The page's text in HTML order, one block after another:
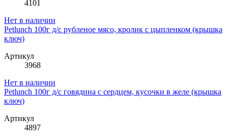
4101
Нет в наличии
Petlunch 100г д/с рубленое мясо, кролик с цыпленком (крышка
ключ)
Артикул
3968
Нет в наличии
Petlunch 100г д/с говядина с сердцем, кусочки в желе (крышка
ключ)
Артикул
4897